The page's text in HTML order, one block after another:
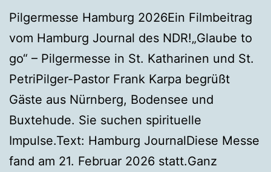
Pilgermesse Hamburg 2026Ein Filmbeitrag
vom Hamburg Journal des NDR!„Glaube to
go“ – Pilgermesse in St. Katharinen und St.
PetriPilger-Pastor Frank Karpa begrüßt
Gäste aus Nürnberg, Bodensee und
Buxtehude. Sie suchen spirituelle
Impulse.Text: Hamburg JournalDiese Messe
fand am 21. Februar 2026 statt.Ganz